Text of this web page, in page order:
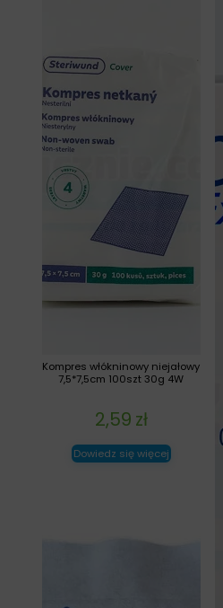
Kompres włókninowy niejałowy
7,5*7,5cm 100szt 30g 4W
2,59 zł
Dowiedz się więcej